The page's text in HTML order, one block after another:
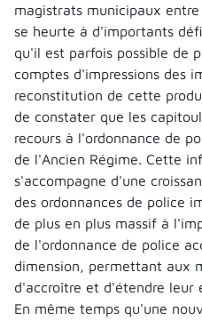
magistrats municipaux
se heurte à d'importants
qu'il est parfois possible de
comptes d'impressions des
reconstitution de cette
de constater que les
recours à l'ordonnance de
de l'Ancien Régime. Cette
s'accompagne d'une
des ordonnances de police
de plus en plus massif à
de l'ordonnance de police
dimension, permettant aux
d'accroître et d'étendre leur
En même temps qu'une